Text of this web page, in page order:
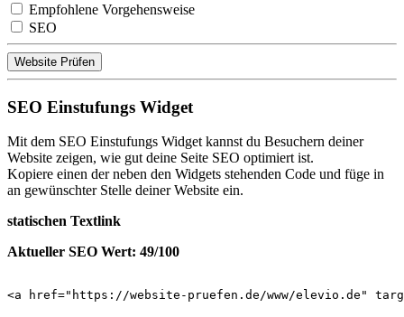
Empfohlene Vorgehensweise
SEO
Website Prüfen
SEO Einstufungs Widget
Mit dem SEO Einstufungs Widget kannst du Besuchern deiner
Website zeigen, wie gut deine Seite SEO optimiert ist.
Kopiere einen der neben den Widgets stehenden Code und füge in
an gewünschter Stelle deiner Website ein.
statischen Textlink
Aktueller SEO Wert: 49/100
<a href="https://website-pruefen.de/www/elevio.de"